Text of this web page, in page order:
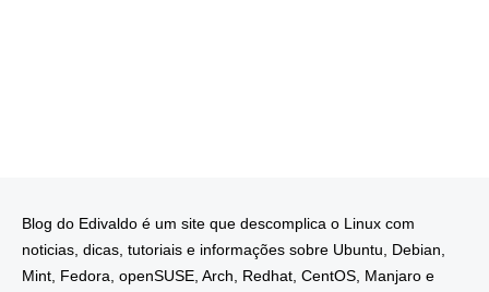
Blog do Edivaldo é um site que descomplica o Linux com
noticias, dicas, tutoriais e informações sobre Ubuntu, Debian,
Mint, Fedora, openSUSE, Arch, Redhat, CentOS, Manjaro e